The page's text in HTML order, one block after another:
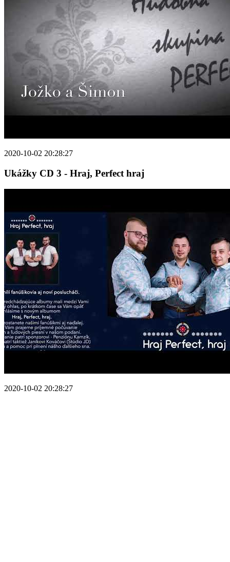
2020-10-02 20:28:27
Ukážky CD 3 - Hraj, Perfect hraj
2020-10-02 20:28:27